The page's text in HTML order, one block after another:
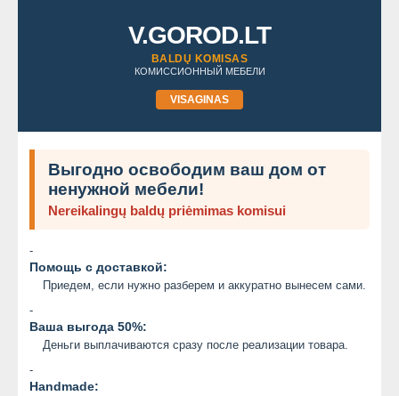
V.GOROD.LT
BALDŲ KOMISAS
КОМИССИОННЫЙ МЕБЕЛИ
VISAGINAS
Выгодно освободим ваш дом от
ненужной мебели!
Nereikalingų baldų priėmimas komisui
-
Помощь с доставкой:
Приедем, если нужно разберем и аккуратно вынесем сами.
-
Ваша выгода 50%:
Деньги выплачиваются сразу после реализации товара.
-
Handmade: